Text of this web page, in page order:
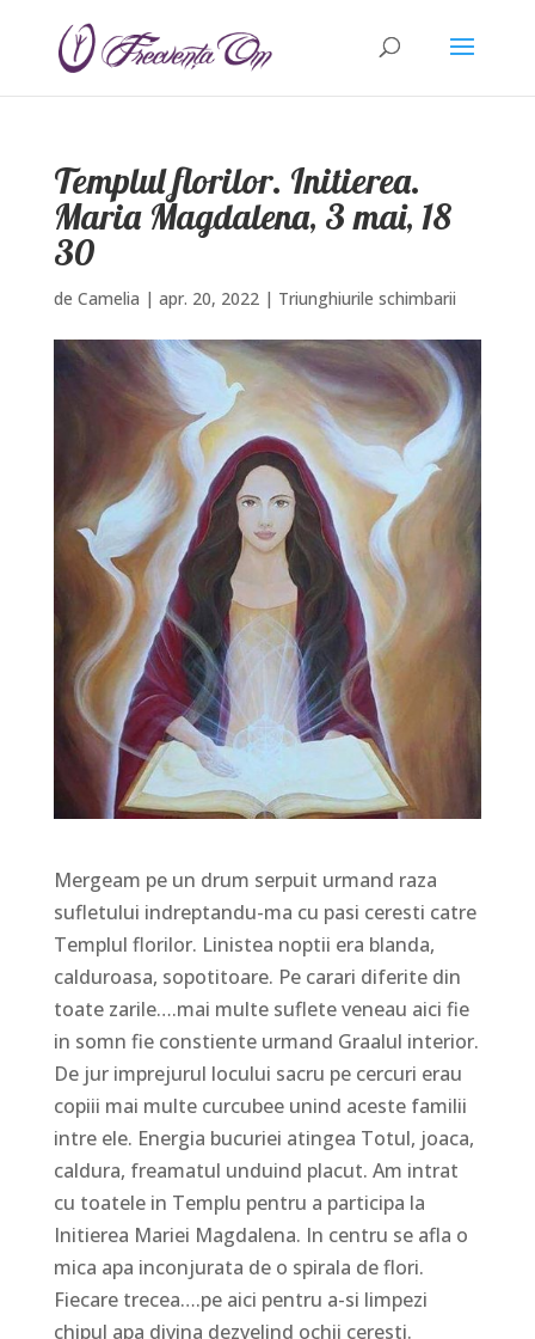
Templul florilor. Initierea.
Maria Magdalena, 3 mai, 18
30
de Camelia | apr. 20, 2022| Triunghiurile schimbarii
Mergeam pe un drum serpuit urmand raza
sufletului indreptandu-ma cu pasi ceresti catre
Templul florilor. Linistea noptii era blanda,
calduroasa, sopotitoare. Pe carari diferite din
toate zarile….mai multe suflete veneau aici fie
in somn fie constiente urmand Graalul interior.
De jur imprejurul locului sacru pe cercuri erau
copiii mai multe curcubee unind aceste familii
intre ele. Energia bucuriei atingea Totul, joaca,
caldura, freamatul unduind placut. Am intrat
cu toatele in Templu pentru a participa la
Initierea Mariei Magdalena. In centru se afla o
mica apa inconjurata de o spirala de flori.
Fiecare trecea….pe aici pentru a-si limpezi
chipul apa divina dezvelind ochii ceresti.